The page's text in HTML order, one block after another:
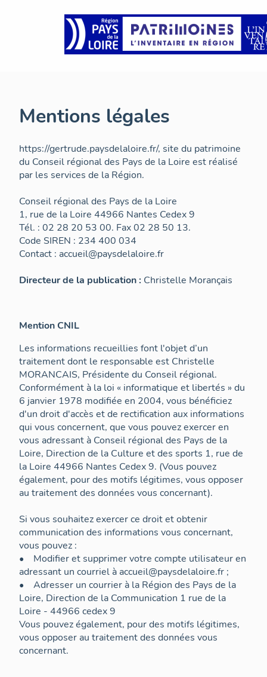
Mentions légales
https://gertrude.paysdelaloire.fr/, site du patrimoine
du Conseil régional des Pays de la Loire est réalisé
par les services de la Région.
Conseil régional des Pays de la Loire
1, rue de la Loire 44966 Nantes Cedex 9
Tél. : 02 28 20 53 00. Fax 02 28 50 13.
Code SIREN : 234 400 034
Contact : accueil@paysdelaloire.fr
Directeur de la publication : Christelle Morançais
Mention CNIL
Les informations recueillies font l'objet d’un
traitement dont le responsable est Christelle
MORANCAIS, Présidente du Conseil régional.
Conformément à la loi « informatique et libertés » du
6 janvier 1978 modifiée en 2004, vous bénéficiez
d'un droit d'accès et de rectification aux informations
qui vous concernent, que vous pouvez exercer en
vous adressant à Conseil régional des Pays de la
Loire, Direction de la Culture et des sports 1, rue de
la Loire 44966 Nantes Cedex 9. (Vous pouvez
également, pour des motifs légitimes, vous opposer
au traitement des données vous concernant).
Si vous souhaitez exercer ce droit et obtenir
communication des informations vous concernant,
vous pouvez :
• Modifier et supprimer votre compte utilisateur en
adressant un courriel à accueil@paysdelaloire.fr ;
• Adresser un courrier à la Région des Pays de la
Loire, Direction de la Communication 1 rue de la
Loire - 44966 cedex 9
Vous pouvez également, pour des motifs légitimes,
vous opposer au traitement des données vous
concernant.